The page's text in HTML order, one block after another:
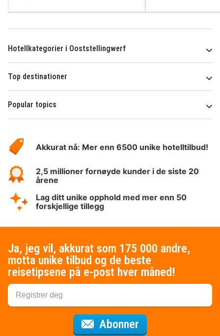
Hotellkategorier i Ooststellingwerf
Top destinationer
Popular topics
Hotelspecials
Akkurat nå: Mer enn 6500 unike hotelltilbud!
2,5 millioner fornøyde kunder i de siste 20
årene
Lag ditt unike opphold med mer enn 50
forskjellige tillegg
Ja, jeg vil, akkurat som 175 000 andre,
motta unike tilbud og de beste
reisetipsene på e-post hver måned!
Abonner